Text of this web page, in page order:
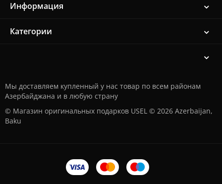
Информация
Категории
Мы доставляем купленный у нас товар по всем районам
Азербайджана и в любую страну
© Магазин оригинальных подарков USEL © 2026 Azerbaijan,
Baku